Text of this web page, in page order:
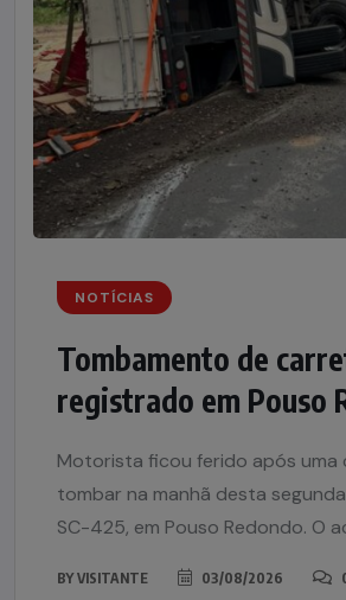
NOTÍCIAS
Tombamento de
registrado em Pouso
Motorista ficou ferido após uma
tombar na manhã desta
SC-425, em Pouso Redondo. O
BYVISITANTE 03/08/2026